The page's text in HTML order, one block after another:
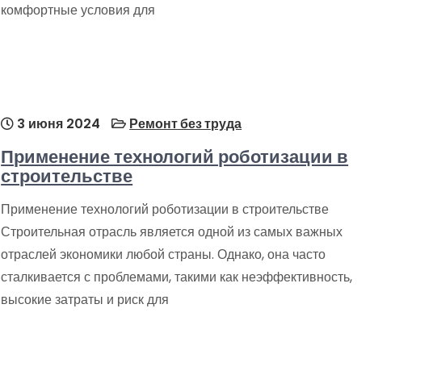
комфортные условия для
3 июня 2024 Ремонт без труда
Применение технологий роботизации в
строительстве
Применение технологий роботизации в строительстве
Строительная отрасль является одной из самых важных
отраслей экономики любой страны. Однако, она часто
сталкивается с проблемами, такими как неэффективность,
высокие затраты и риск для